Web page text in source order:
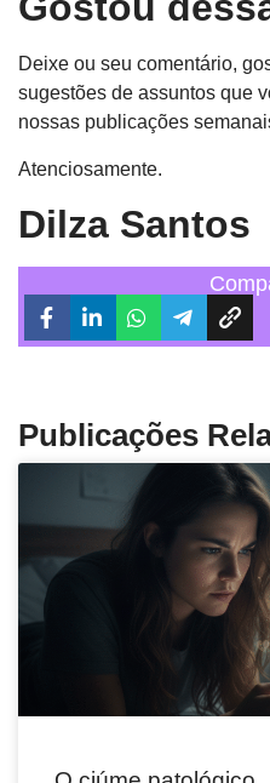
Deixe ou seu comentário,
sugestões de assuntos que
nossas publicações
Atenciosamente.
Dilza Santos
Publicações